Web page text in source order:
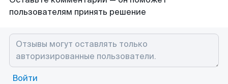
пользователям принять решение
Войти